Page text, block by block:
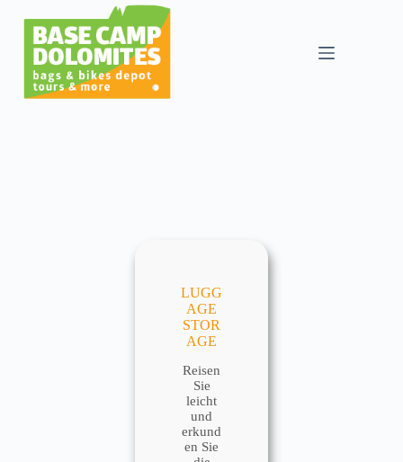
content
LUGG
AGE
STOR
AGE
Reisen
Sie
leicht
und
erkund
en Sie